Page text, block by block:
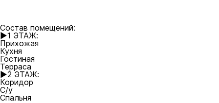
Состав помещений:
►1 ЭТАЖ:
Прихожая
Кухня
Гостиная
Терраса
►2 ЭТАЖ:
Коридор
С/у
Спальня